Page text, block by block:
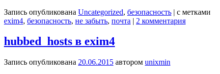
Запись опубликована Uncategorized, безопасность | с метками
exim4, безопасность, не забыть, почта | 2 комментария
hubbed_hosts в exim4
Запись опубликована 20.06.2015 автором unixmin